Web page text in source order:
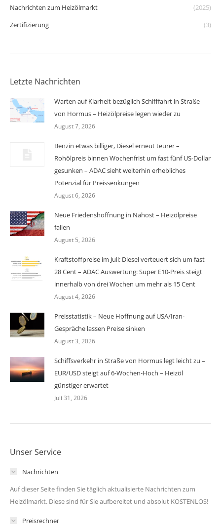
Nachrichten zum Heizölmarkt
(2025)
Zertifizierung
(3)
Letzte Nachrichten
Warten auf Klarheit bezüglich Schifffahrt in Straße
von Hormus – Heizölpreise legen wieder zu
August 7, 2026
Benzin etwas billiger, Diesel erneut teurer –
Rohölpreis binnen Wochenfrist um fast fünf US-Dollar
gesunken – ADAC sieht weiterhin erhebliches
Potenzial für Preissenkungen
August 6, 2026
Neue Friedenshoffnung in Nahost – Heizölpreise
fallen
August 5, 2026
Kraftstoffpreise im Juli: Diesel verteuert sich um fast
28 Cent – ADAC Auswertung: Super E10-Preis steigt
innerhalb von drei Wochen um mehr als 15 Cent
August 4, 2026
Preisstatistik – Neue Hoffnung auf USA/Iran-
Gespräche lassen Preise sinken
August 3, 2026
Schiffsverkehr in Straße von Hormus legt leicht zu –
EUR/USD steigt auf 6-Wochen-Hoch – Heizöl
günstiger erwartet
Juli 31, 2026
Unser Service
Nachrichten
Auf dieser Seite finden Sie täglich aktualisierte Nachrichten zum
Heizölmarkt. Diese sind für Sie aufbereitet und absolut KOSTENLOS!
Preisrechner